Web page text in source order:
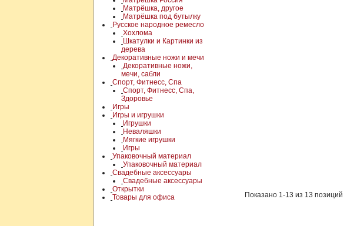
Матрёшка, другое
Матрёшка под бутылку
Русское народное ремесло
Хохлома
Шкатулки и Картинки из
дерева
Декоративные ножи и мечи
Декоративные ножи,
мечи, сабли
Спорт, Фитнесс, Спа
Спорт, Фитнесс, Спа,
Здоровье
Игры
Игры и игрушки
Игрушки
Неваляшки
Мягкие игрушки
Игры
Упаковочный материал
Упаковочный материал
Свадебные аксессуары
Свадебные аксессуары
Открытки
Товары для офиса
Показано 1-13 из 13 позиций